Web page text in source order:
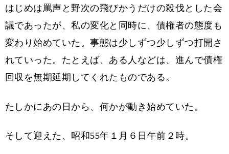
はじめは罵声と野次の飛びかうだけの殺伐とした会
議であったが、私の変化と同時に、債権者の態度も
変わり始めていた。事態は少しずつ少しずつ打開さ
れていった。たとえば、ある人などは、進んで債権
回収を無期延期してくれたものである。
たしかにあの日から、何かが動き始めていた。
そして迎えた、昭和55年１月６日午前２時。